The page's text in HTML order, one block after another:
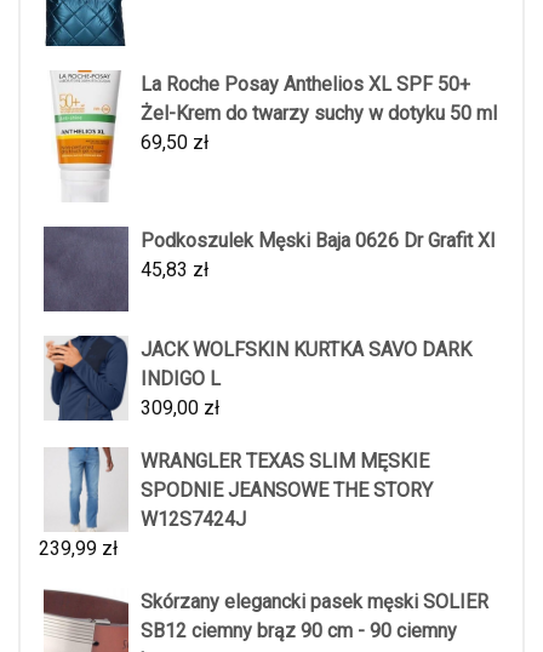
La Roche Posay Anthelios XL SPF 50+
Żel-Krem do twarzy suchy w dotyku 50 ml
69,50 zł
Podkoszulek Męski Baja 0626 Dr Grafit Xl
45,83 zł
JACK WOLFSKIN KURTKA SAVO DARK
INDIGO L
309,00 zł
WRANGLER TEXAS SLIM MĘSKIE
SPODNIE JEANSOWE THE STORY
W12S7424J
239,99 zł
Skórzany elegancki pasek męski SOLIER
SB12 ciemny brąz 90 cm - 90 ciemny